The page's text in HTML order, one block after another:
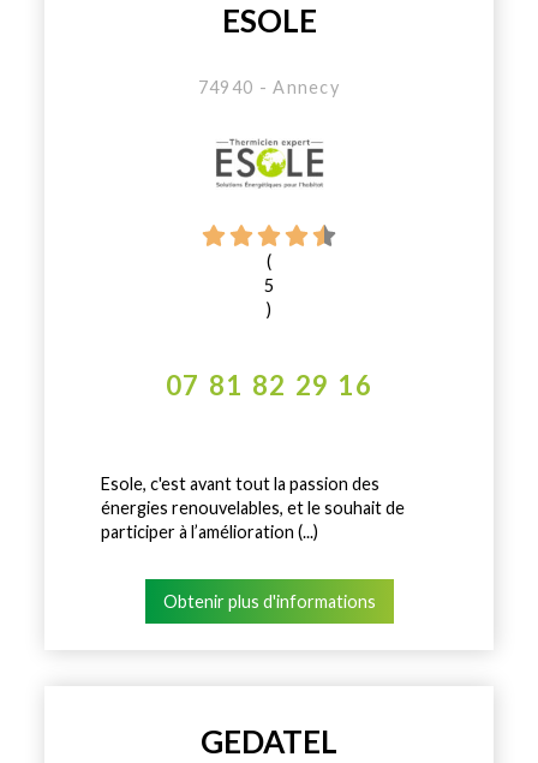
ESOLE
74940 - Annecy
(
5
)
07 81 82 29 16
Esole, c'est avant tout la passion des
énergies renouvelables, et le souhait de
participer à l’amélioration (...)
Obtenir plus d'informations
GEDATEL